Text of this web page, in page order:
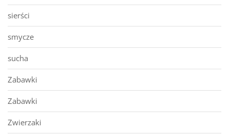
sierści
smycze
sucha
Zabawki
Zabawki
Zwierzaki